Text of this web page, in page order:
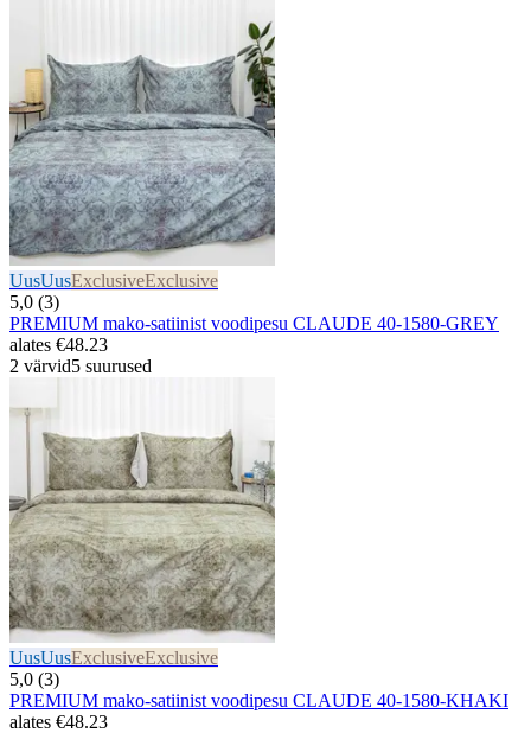
UusUusExclusiveExclusive
5,0 (3)
PREMIUM mako-satiinist voodipesu CLAUDE 40-1580-GREY
alates €48.23
2 värvid5 suurused
UusUusExclusiveExclusive
5,0 (3)
PREMIUM mako-satiinist voodipesu CLAUDE 40-1580-KHAKI
alates €48.23